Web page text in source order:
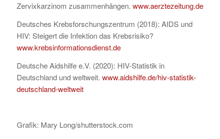
Zervixkarzinom zusammenhängen. www.aerztezeitung.de
Deutsches Krebsforschungszentrum (2018): AIDS und
HIV: Steigert die Infektion das Krebsrisiko?
www.krebsinformationsdienst.de
Deutsche Aidshilfe e.V. (2020): HIV-Statistik in
Deutschland und weltweit. www.aidshilfe.de/hiv-statistik-
deutschland-weltweit
Grafik: Mary Long/shutterstock.com